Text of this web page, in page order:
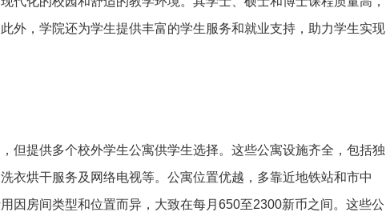
外，学院还为学生提供丰富的学生服务和就业支持，助力学生实现
但提供多个校外学生公寓供学生选择。这些公寓设施齐全，包括独
衣烘干服务及网络电视等。公寓位置优越，多靠近地铁站和市中
因房间类型和位置而异，大致在每月650至2300新币之间。这些公